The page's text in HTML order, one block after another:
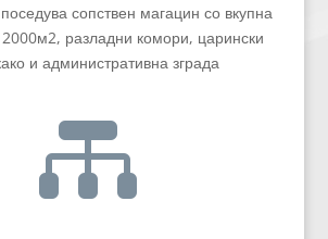
сопствен магацин со вкупна
разладни комори, царински
и административна зграда
